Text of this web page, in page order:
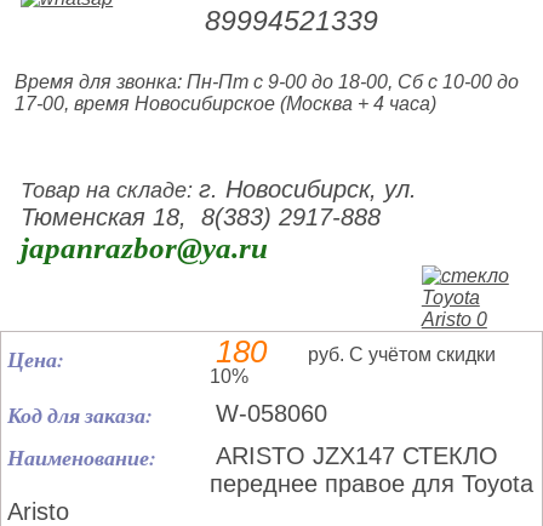
89994521339
Время для звонка: Пн-Пт с 9-00 до 18-00, Сб с 10-00 до
17-00, время Новосибирское (Москва + 4 часа)
Товар на складе:г. Новосибирск, ул.
Тюменская 18, 8(383) 2917-888
japanrazbor@ya.ru
Цена: 180
руб. С учётом скидки
10%
Код для заказа: W-058060
Наименование:
ARISTO JZX147 СТЕКЛО
переднее правое для Toyota
Aristo